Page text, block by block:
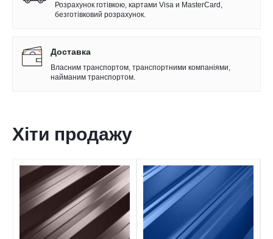
Розрахунок готівкою, картами Visa и MasterCard,
безготівковий розрахунок.
Доставка
Власним транспортом, транспортними компаніями,
найманим транспортом.
Хіти продажу